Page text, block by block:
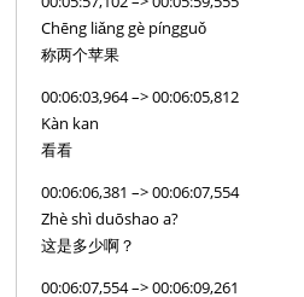
Chēng liǎng gè píngguǒ
称两个苹果
00:06:03,964 –> 00:06:05,812
Kàn kan
看看
00:06:06,381 –> 00:06:07,554
Zhè shì duōshao a?
这是多少啊？
00:06:07,554 –> 00:06:09,261